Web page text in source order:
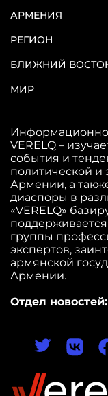
АРМЕНИЯ
РЕГИОН
БЛИЖНИЙ
МИР
VERELQ –
события и
политической и
Армении, а
диаспоры в
«VERELQ»
группы
экспертов,
армянской
Армении.
Отдел новостей: